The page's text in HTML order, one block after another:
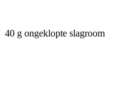
40 g ongeklopte slagroom